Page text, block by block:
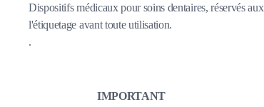
Dispositifs médicaux pour soins dentaires, réservés
l'étiquetage avant toute utilisation.
.
IMPORTANT